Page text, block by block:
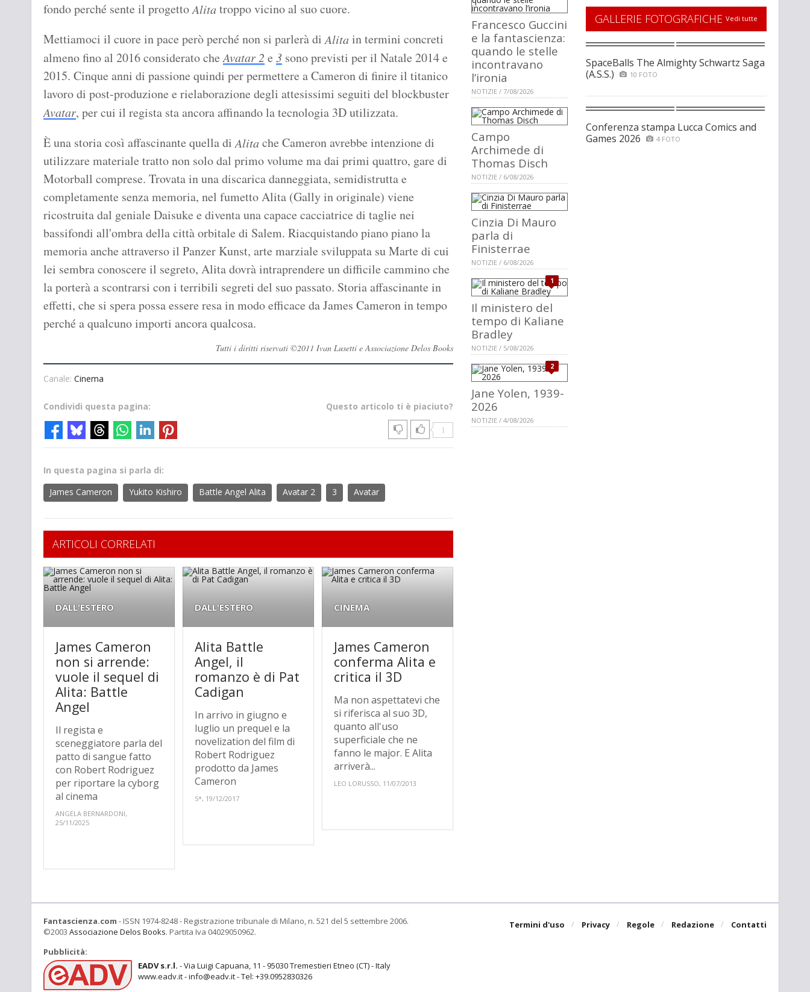
fondo perché sente il progettoAlitatroppo vicino al suo cuore.
Mettiamoci il cuore in pace però perché non si parlerà di Alitain termini concreti
almeno fino al 2016 considerato cheAvatar 2 e 3 sono previsti per il Natale 2014 e
2015. Cinque anni di passione quindi per permettere a Cameron di finire il titanico
lavoro di post-produzione e rielaborazione degli attesissimi seguiti del blockbuster
Avatar, per cui il regista sta ancora affinando la tecnologia 3D utilizzata.
È una storia così affascinante quella di Alitache Cameron avrebbe intenzione di
utilizzare materiale tratto non solo dal primo volume ma dai primi quattro, gare di
Motorball comprese. Trovata in una discarica danneggiata, semidistrutta e
completamente senza memoria, nel fumetto Alita (Gally in originale) viene
ricostruita dal geniale Daisuke e diventa una capace cacciatrice di taglie nei
bassifondi all'ombra della città orbitale di Salem. Riacquistando piano piano la
memoria anche attraverso il Panzer Kunst, arte marziale sviluppata su Marte di cui
lei sembra conoscere il segreto, Alita dovrà intraprendere un difficile cammino che
la porterà a scontrarsi con i terribili segreti del suo passato. Storia affascinante in
effetti, che si spera possa essere resa in modo efficace da James Cameron in tempo
perché a qualcuno importi ancora qualcosa.
Tutti i diritti riservati ©2011 Ivan Lusetti e Associazione Delos Books
Canale: Cinema
Questo articolo ti è piaciuto?
1
Condividi questa pagina:
In questa pagina si parla di:
James Cameron
Yukito Kishiro Battle Angel Alita Avatar 2 3 Avatar
ARTICOLI CORRELATI
DALL'ESTERO
James Cameron
non si arrende:
vuole il sequel di
Alita: Battle
Angel
Il regista e
sceneggiatore parla del
patto di sangue fatto
con Robert Rodriguez
per riportare la cyborg
al cinema
ANGELA BERNARDONI,
25/11/2025
DALL'ESTERO
Alita Battle
Angel, il
romanzo è di Pat
Cadigan
In arrivo in giugno e
luglio un prequel e la
novelization del film di
Robert Rodriguez
prodotto da James
Cameron
S*, 19/12/2017
CINEMA
James Cameron
conferma Alita e
critica il 3D
Ma non aspettatevi che
si riferisca al suo 3D,
quanto all'uso
superficiale che ne
fanno le major. E Alita
arriverà...
LEO LORUSSO, 11/07/2013
Francesco Guccini
e la fantascienza:
quando le stelle
incontravano
l’ironia
NOTIZIE / 7/08/2026
Campo
Archimede di
Thomas Disch
NOTIZIE / 6/08/2026
Cinzia Di Mauro
parla di
Finisterrae
NOTIZIE / 6/08/2026
1
Il ministero del
tempo di Kaliane
Bradley
NOTIZIE / 5/08/2026
2
Jane Yolen, 1939-
2026
NOTIZIE / 4/08/2026
GALLERIE FOTOGRAFICHE Vedi tutte
SpaceBalls The Almighty Schwartz Saga
(A.S.S.)
10 FOTO
Conferenza stampa Lucca Comics and
Games 2026
4 FOTO
Termini d'uso Privacy Regole Redazione Contatti
Fantascienza.com - ISSN 1974-8248 - Registrazione tribunale di Milano, n. 521 del 5 settembre 2006.
©2003 Associazione Delos Books. Partita Iva 04029050962.
Pubblicità:
EADV s.r.l. - Via Luigi Capuana, 11 - 95030 Tremestieri Etneo (CT) - Italy
www.eadv.it - info@eadv.it - Tel: +39.0952830326